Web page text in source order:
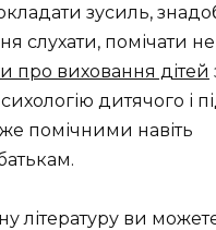
зусиль,
слухати, помічати
про виховання дітей
дитячого і
помічними навіть
літературу ви